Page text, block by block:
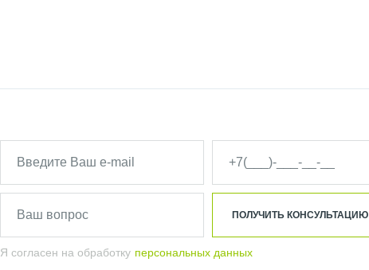
Я согласен на обработку персональных данных
ПОЛУЧИТЬ КОНСУЛЬТАЦИЮ